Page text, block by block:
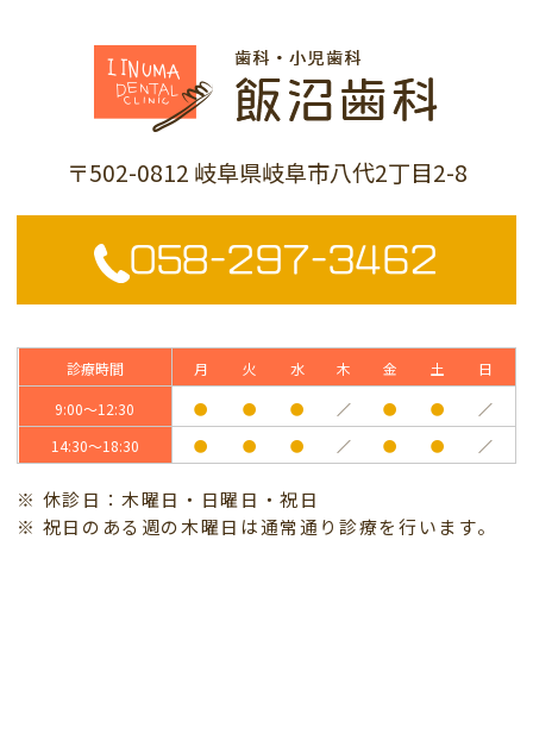
〒502-0812 岐阜県岐阜市八代2丁目2-8
058-297-3462
診療時間 月 火 水 木 金 土
日
9:00～12:30
● ● ● ／ ● ●
／
14:30～18:30
● ● ● ／ ● ● ／
※ 休診日：木曜日・日曜日・祝日
※ 祝日のある週の木曜日は通常通り診療を行います。